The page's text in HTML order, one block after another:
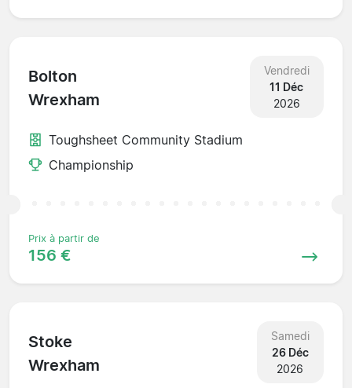
Bolton
Wrexham
Vendredi
11 Déc
2026
Toughsheet Community Stadium
Championship
Prix à partir de
156 €
Stoke
Wrexham
Samedi
26 Déc
2026